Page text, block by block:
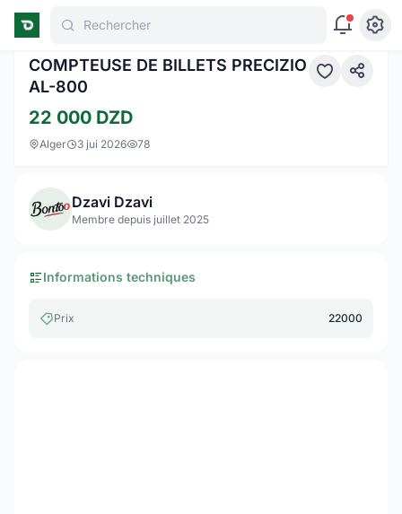
Rechercher
COMPTEUSE DE BILLETS PRECIZIO
AL-800
22 000 DZD
Alger 3 jui 2026 78
Dzavi Dzavi
Membre depuis juillet 2025
Informations techniques
Prix 22000